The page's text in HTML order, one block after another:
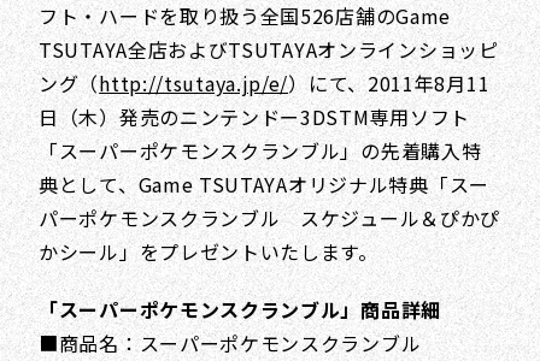
フト・ハードを取り扱う全国526店舗のGame
TSUTAYA全店およびTSUTAYAオンラインショッピ
ング（http://tsutaya.jp/e/）にて、2011年8月11
日（木）発売のニンテンドー3DSTM専用ソフト
「スーパーポケモンスクランブル」の先着購入特
典として、Game TSUTAYAオリジナル特典「スー
パーポケモンスクランブル スケジュール＆ぴかぴ
かシール」をプレゼントいたします。
「スーパーポケモンスクランブル」商品詳細
■商品名：スーパーポケモンスクランブル